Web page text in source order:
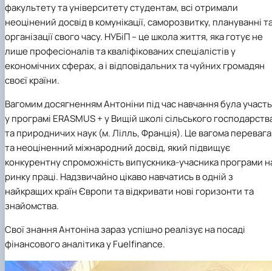
факультету та університету студентам, всі отримали
неоцінений досвід в комунікації, саморозвитку, плануванні
організації свого часу. НУБіП – це школа життя, яка готує не
лише професіоналів та кваліфікованих спеціалістів у
економічних сферах, а і відповідальних та чуйних громадян
своєї країни.
Вагомим досягненням Антоніни під час навчання була участь
у програмі ERASMUS + у Вищій школі сільського
та природничих наук (м. Лілль, Франція). Це вагома перевага
та неоціненний міжнародний досвід, який підвищує
конкурентну спроможність випускника-учасника програми
ринку праці. Надзвичайно цікаво навчатись в одній з
найкращих країн Європи та відкривати нові горизонти та
знайомства.
Свої знання Антоніна зараз успішно реалізує на посаді
фінансового аналітика у Fuelfinance.